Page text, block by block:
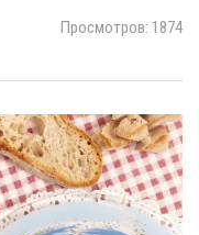
Просмотров: 1874